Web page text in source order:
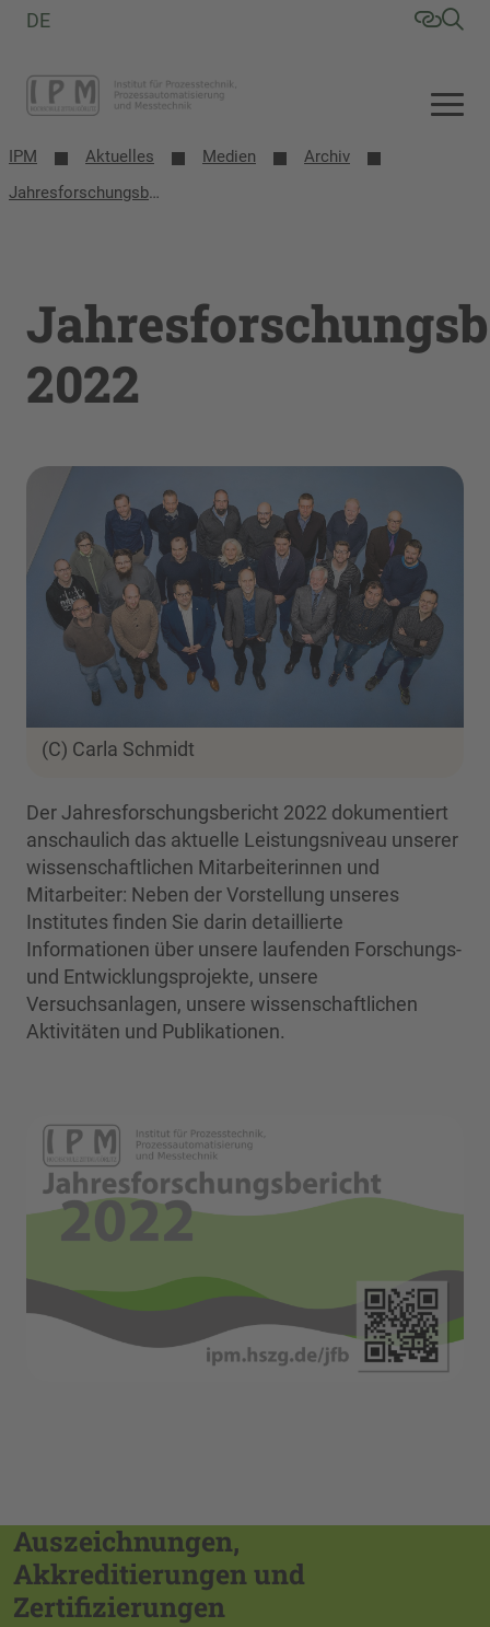
DE
IPM Aktuelles Medien
Archiv
Jahresforschungsbericht 2022
2022
(C) Carla Schmidt
Der Jahresforschungsbericht 2022 dokumentiert
anschaulich das aktuelle Leistungsniveau unserer
wissenschaftlichen Mitarbeiterinnen und
Mitarbeiter: Neben der Vorstellung unseres
Institutes finden Sie darin detaillierte
Informationen über unsere laufenden Forschungs-
und Entwicklungsprojekte, unsere
Versuchsanlagen, unsere wissenschaftlichen
Aktivitäten und Publikationen.
Auszeichnungen,
Akkreditierungen und
Zertifizierungen